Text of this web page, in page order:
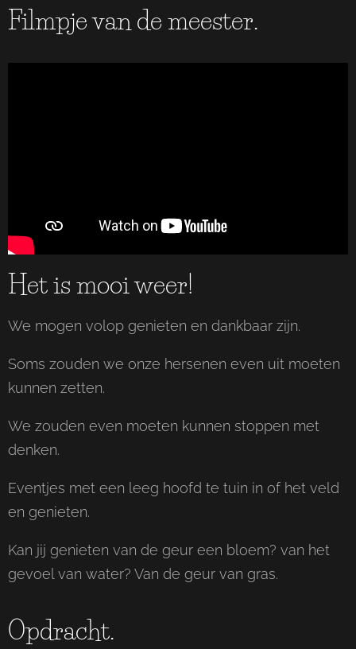
Filmpje van de meester.
Het is mooi weer!
We mogen volop genieten en dankbaar zijn.
Soms zouden we onze hersenen even uit moeten
kunnen zetten.
We zouden even moeten kunnen stoppen met
denken.
Eventjes met een leeg hoofd te tuin in of het veld
en genieten.
Kan jij genieten van de geur een bloem? van het
gevoel van water? Van de geur van gras.
Opdracht.